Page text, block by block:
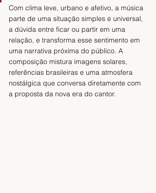
Com clima leve, urbano e afetivo, a música
parte de uma situação simples e universal,
a dúvida entre ficar ou partir em uma
relação, e transforma esse sentimento em
uma narrativa próxima do público. A
composição mistura imagens solares,
referências brasileiras e uma atmosfera
nostálgica que conversa diretamente com
a proposta da nova era do cantor.